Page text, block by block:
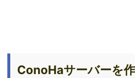
ConoHaサーバーを